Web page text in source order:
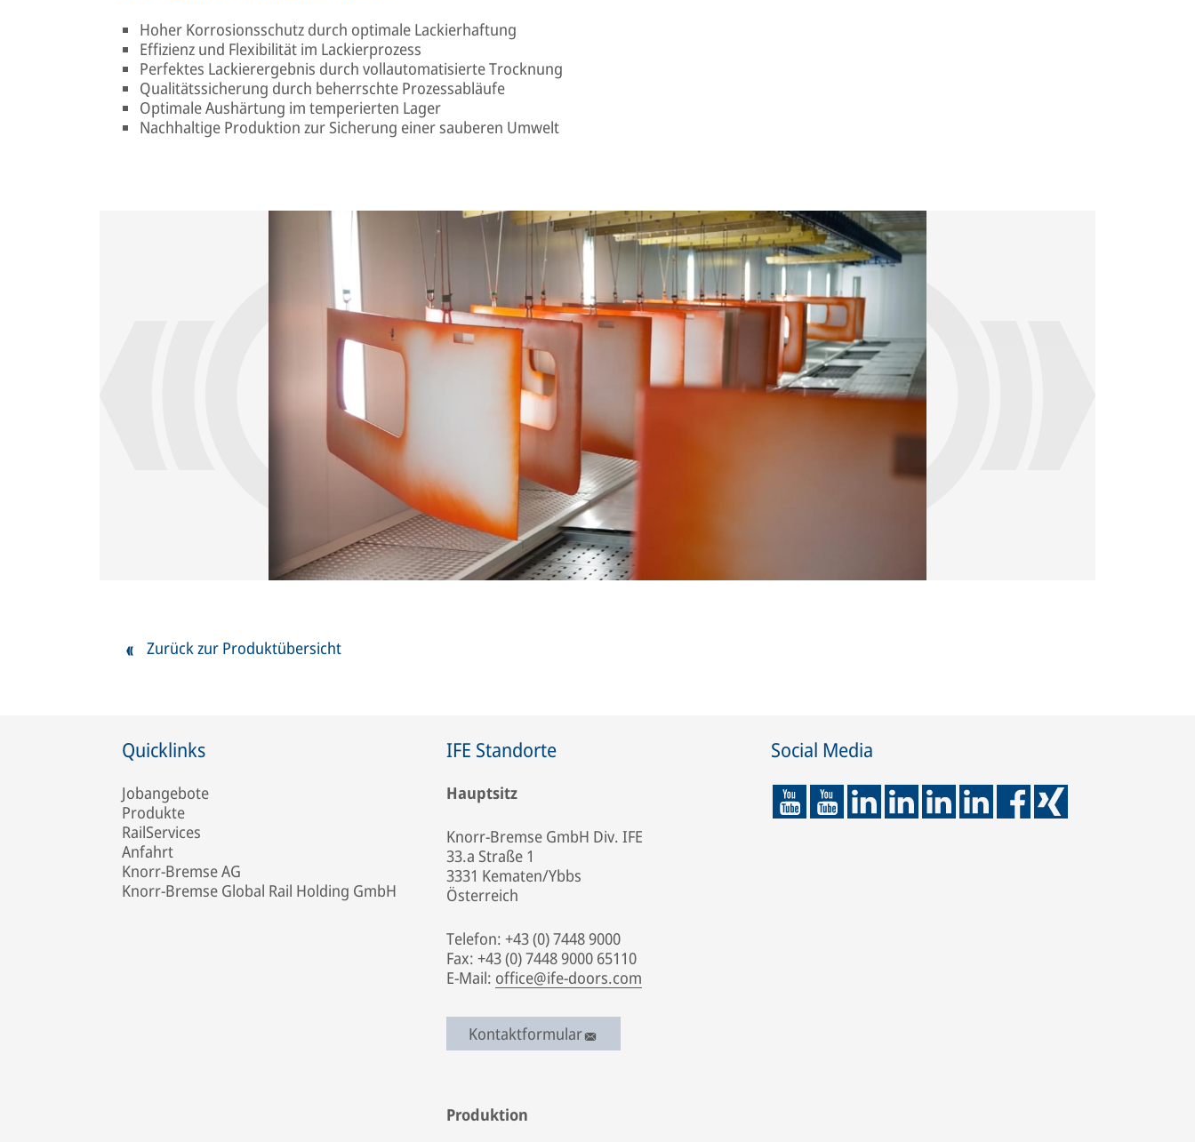
Hoher Korrosionsschutz durch optimale Lackierhaftung
Effizienz und Flexibilität im Lackierprozess
Perfektes Lackierergebnis durch vollautomatisierte Trocknung
Qualitätssicherung durch beherrschte Prozessabläufe
Optimale Aushärtung im temperierten Lager
Nachhaltige Produktion zur Sicherung einer sauberen Umwelt
Zurück zur Produktübersicht
Quicklinks
Jobangebote
Produkte
RailServices
Anfahrt
Knorr-Bremse AG
Knorr-Bremse Global Rail Holding GmbH
IFE Standorte
Hauptsitz
Knorr-Bremse GmbH Div. IFE
33.a Straße 1
3331 Kematen/Ybbs
Österreich
Telefon: +43 (0) 7448 9000
Fax: +43 (0) 7448 9000 65110
E-Mail: office@ife-doors.com
Kontaktformular
Produktion
Social Media